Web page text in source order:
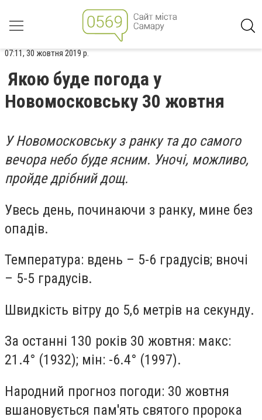
07:11, 30 жовтня 2019 р.
Якою буде погода у
Новомосковську 30 жовтня
У Новомосковську з ранку та до самого
вечора небо буде ясним. Уночі, можливо,
пройде дрібний дощ.
Увесь день, починаючи з ранку, мине без
опадів.
Температура: вдень – 5-6 градусів; вночі
– 5-5 градусів.
Швидкість вітру до 5,6 метрів на секунду.
За останні 130 років 30 жовтня: макс:
21.4° (1932); мін: -6.4° (1997).
Народний прогноз погоди: 30 жовтня
вшановується пам'ять святого пророка